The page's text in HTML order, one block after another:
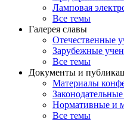
Ламповая
Все темы
Галерея славы
Отечественные
Зарубежные
Все темы
Документы и
Материалы
Нормативные и
Все темы